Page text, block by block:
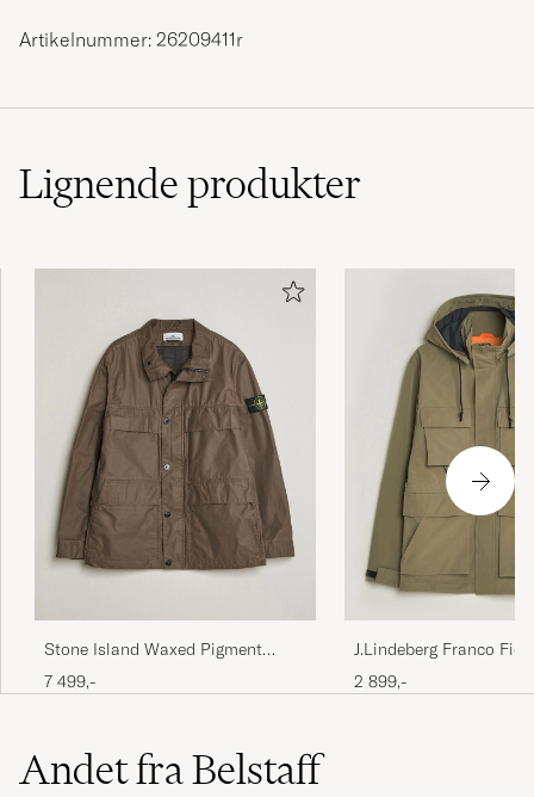
Artikelnummer: 26209411r
Lignendeprodukter
Stone Island Waxed Pigment
Cotton Tela Field Jacket Umber
7 499,-
J.Lindeberg Franco
Kalamata
2 899,-
Andet fra Belstaff